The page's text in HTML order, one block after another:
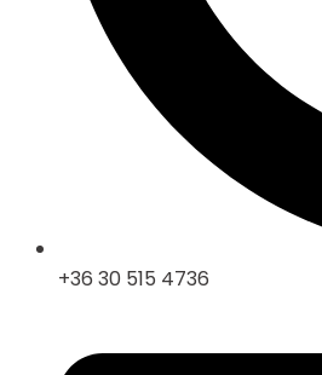
+36 30 515 4736